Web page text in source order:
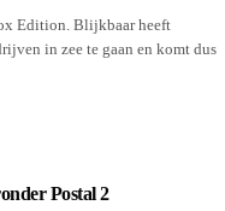
Edition. Blijkbaar heeft
in zee te gaan en komt dus
Postal 2